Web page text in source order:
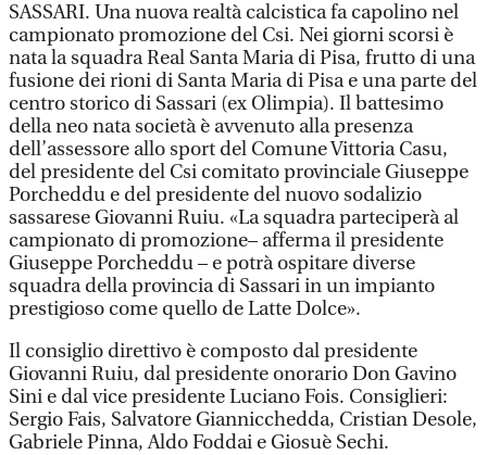
SASSARI. Una nuova realtà calcistica fa capolino nel
campionato promozione del Csi. Nei giorni scorsi è
nata la squadra Real Santa Maria di Pisa, frutto di una
fusione dei rioni di Santa Maria di Pisa e una parte del
centro storico di Sassari (ex Olimpia). Il battesimo
della neo nata società è avvenuto alla presenza
dell’assessore allo sport del Comune Vittoria Casu,
del presidente del Csi comitato provinciale Giuseppe
Porcheddu e del presidente del nuovo sodalizio
sassarese Giovanni Ruiu. «La squadra parteciperà al
campionato di promozione– afferma il presidente
Giuseppe Porcheddu – e potrà ospitare diverse
squadra della provincia di Sassari in un impianto
prestigioso come quello de Latte Dolce».
Il consiglio direttivo è composto dal presidente
Giovanni Ruiu, dal presidente onorario Don Gavino
Sini e dal vice presidente Luciano Fois. Consiglieri:
Sergio Fais, Salvatore Giannicchedda, Cristian Desole,
Gabriele Pinna, Aldo Foddai e Giosuè Sechi.